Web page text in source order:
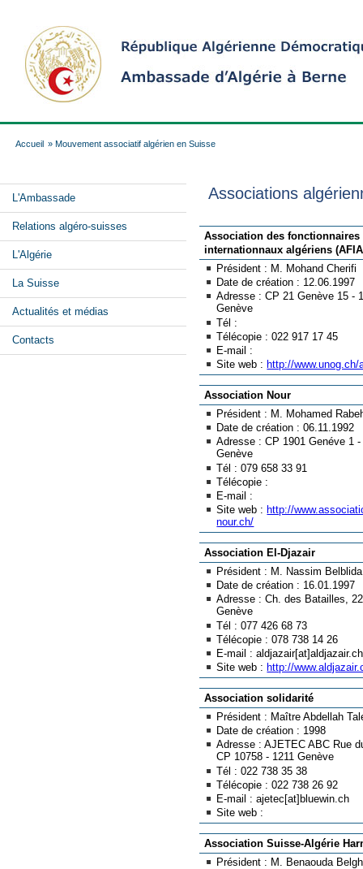
Accueil » Mouvement associatif algérien en Suisse
L'Ambassade
Relations algéro-suisses
L'Algérie
La Suisse
Actualités et médias
Contacts
Associations
Association des fonctionnaires
internationnaux algériens
Président : M. Mohand Cherifi
Date de création : 12.06.1997
Adresse : CP 21 Genève 15 -
Genève
Tél :
Télécopie : 022 917 17 45
E-mail :
Site web : http://www.unog.ch/
Association Nour
Président : M. Mohamed
Date de création : 06.11.1992
Adresse : CP 1901 Genéve 1 -
Genève
Tél : 079 658 33 91
Télécopie :
E-mail :
Site web : http://
nour.ch/
Association El-Djazair
Président : M. Nassim Belblida
Date de création : 16.01.1997
Adresse : Ch. des Batailles,
Genève
Tél : 077 426 68 73
Télécopie : 078 738 14 26
E-mail : aldjazair[at]aldjazair.ch
Site web : http://
Association solidarité
Président : Maître Abdellah
Date de création : 1998
Adresse : AJETEC ABC Rue
CP 10758 - 1211 Genève
Tél : 022 738 35 38
Télécopie : 022 738 26 92
E-mail : ajetec[at]bluewin.ch
Site web :
Association Suisse-Algérie
Président : M. Benaouda